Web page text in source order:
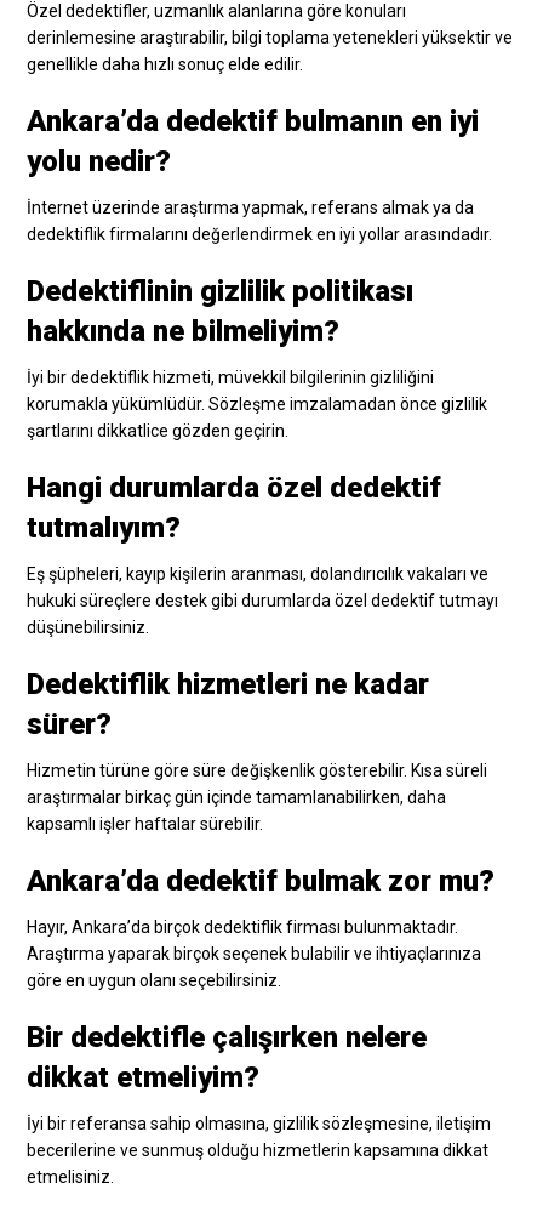
Özel dedektifler, uzmanlık alanlarına göre konuları
derinlemesine araştırabilir, bilgi toplama yetenekleri yüksektir ve
genellikle daha hızlı sonuç elde edilir.
Ankara’da dedektif bulmanın en iyi
yolu nedir?
İnternet üzerinde araştırma yapmak, referans almak ya da
dedektiflik firmalarını değerlendirmek en iyi yollar arasındadır.
Dedektiflinin gizlilik politikası
hakkında ne bilmeliyim?
İyi bir dedektiflik hizmeti, müvekkil bilgilerinin gizliliğini
korumakla yükümlüdür. Sözleşme imzalamadan önce gizlilik
şartlarını dikkatlice gözden geçirin.
Hangi durumlarda özel dedektif
tutmalıyım?
Eş şüpheleri, kayıp kişilerin aranması, dolandırıcılık vakaları ve
hukuki süreçlere destek gibi durumlarda özel dedektif tutmayı
düşünebilirsiniz.
Dedektiflik hizmetleri ne kadar
sürer?
Hizmetin türüne göre süre değişkenlik gösterebilir. Kısa süreli
araştırmalar birkaç gün içinde tamamlanabilirken, daha
kapsamlı işler haftalar sürebilir.
Ankara’da dedektif bulmak zor mu?
Hayır, Ankara’da birçok dedektiflik firması bulunmaktadır.
Araştırma yaparak birçok seçenek bulabilir ve ihtiyaçlarınıza
göre en uygun olanı seçebilirsiniz.
Bir dedektifle çalışırken nelere
dikkat etmeliyim?
İyi bir referansa sahip olmasına, gizlilik sözleşmesine, iletişim
becerilerine ve sunmuş olduğu hizmetlerin kapsamına dikkat
etmelisiniz.